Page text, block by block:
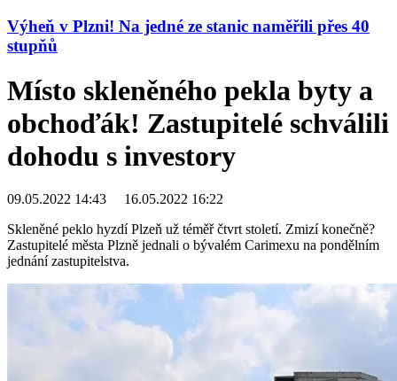
Výheň v Plzni! Na jedné ze stanic naměřili přes 40
stupňů
Místo skleněného pekla byty a
obchoďák! Zastupitelé schválili
dohodu s investory
09.05.2022 14:43 16.05.2022 16:22
Skleněné peklo hyzdí Plzeň už téměř čtvrt století. Zmizí konečně?
Zastupitelé města Plzně jednali o bývalém Carimexu na pondělním
jednání zastupitelstva.